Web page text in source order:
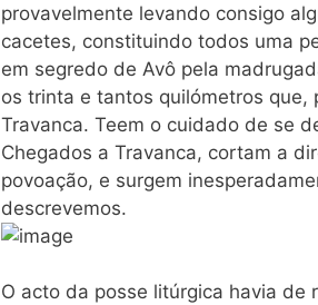
provavelmente levando consigo
cacetes, constituindo todos uma
em segredo de Avô pela
os trinta e tantos quilómetros que,
Travanca. Teem o cuidado de se
Chegados a Travanca, cortam a
povoação, e surgem
descrevemos.
O acto da posse litúrgica havia